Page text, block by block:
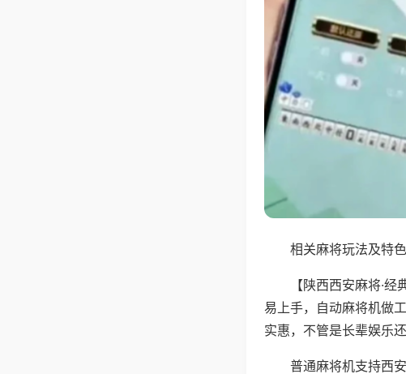
相关麻将玩法及特
【陕西西安麻将·
易上手，自动麻将机做
实惠，不管是长辈娱乐
普通麻将机支持西